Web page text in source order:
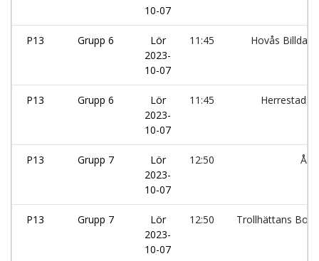
10-07
P13 Grupp 6
Lör
2023-
10-07
11:45 Hovås Billdal
P13 Grupp 6
Lör
2023-
10-07
11:45 Herrestads
P13 Grupp 7
Lör
2023-
10-07
12:50
P13 Grupp 7
Lör
2023-
10-07
12:50 Trollhättans